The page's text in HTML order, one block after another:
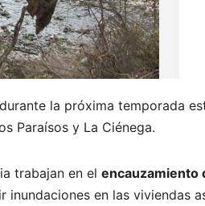
la próxima temporada
Paraísos y La Ciénega.
trabajan en el encauzamiento
en las viviendas